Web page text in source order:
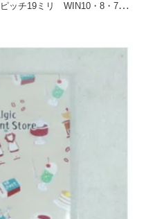
ッチ19ミリ WIN10・8・7・